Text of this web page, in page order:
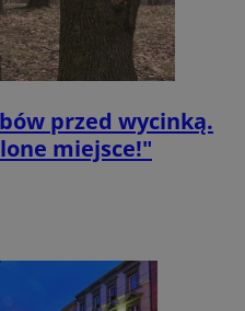
przed wycinką.
miejsce!"